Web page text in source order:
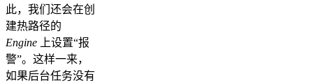
此，我们还会在创
建热路径的
Engine 上设置“报
警”。这样一来，
如果后台任务没有